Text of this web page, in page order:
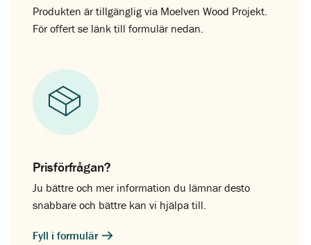
Produkten är tillgänglig via Moelven Wood Projekt.
För offert se länk till formulär nedan.
Prisförfrågan?
Ju bättre och mer information du lämnar desto
snabbare och bättre kan vi hjälpa till.
Fyll i formulär